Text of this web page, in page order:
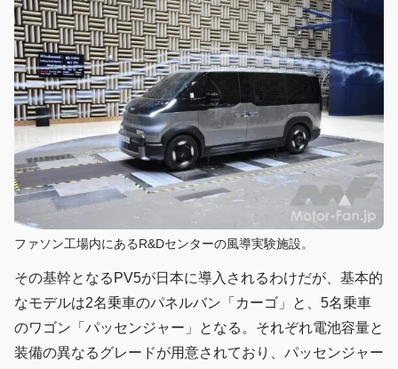
ファソン工場内にあるR&Dセンターの風導実験施設。
その基幹となるPV5が日本に導入されるわけだが、基本的
なモデルは2名乗車のパネルバン「カーゴ」と、5名乗車
のワゴン「パッセンジャー」となる。それぞれ電池容量と
装備の異なるグレードが用意されており、パッセンジャー